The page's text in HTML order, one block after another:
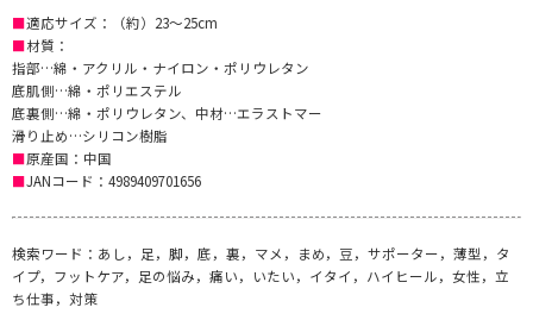
■適応サイズ：（約）23～25cm
■材質：
指部…綿・アクリル・ナイロン・ポリウレタン
底肌側…綿・ポリエステル
底裏側…綿・ポリウレタン、中材…エラストマー
滑り止め…シリコン樹脂
■原産国：中国
■JANコード：4989409701656
検索ワード：あし，足，脚，底，裏，マメ，まめ，豆，サポーター，薄型，タ
イプ，フットケア，足の悩み，痛い，いたい，イタイ，ハイヒール，女性，立
ち仕事，対策